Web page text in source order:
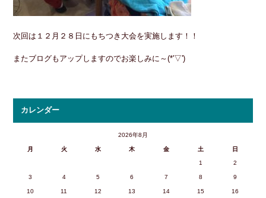
次回は１２月２８日にもちつき大会を実施します！！
またブログもアップしますのでお楽しみに～(*'▽')
カレンダー
2026年8月
月 火 水 木 金 土 日
1 2
3 4 5 6 7 8 9
10 11 12 13 14 15 16